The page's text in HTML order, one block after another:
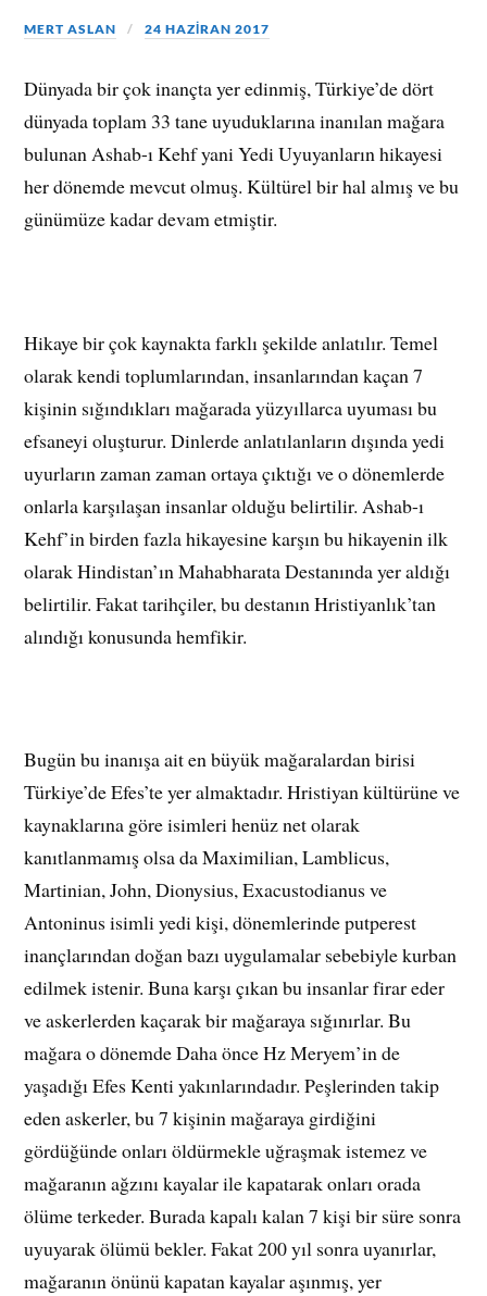
MERT ASLAN 24 HAZIRAN 2017
Dünyada bir çok inançta yer edinmiş, Türkiye’de dört
dünyada toplam 33 tane uyuduklarına inanılan mağara
bulunan Ashab-ı Kehf yani Yedi Uyuyanların hikayesi
her dönemde mevcut olmuş. Kültürel bir hal almış ve bu
günümüze kadar devam etmiştir.
Hikaye bir çok kaynakta farklı şekilde anlatılır. Temel
olarak kendi toplumlarından, insanlarından kaçan 7
kişinin sığındıkları mağarada yüzyıllarca uyuması bu
efsaneyi oluşturur. Dinlerde anlatılanların dışında yedi
uyurların zaman zaman ortaya çıktığı ve o dönemlerde
onlarla karşılaşan insanlar olduğu belirtilir. Ashab-ı
Kehf’in birden fazla hikayesine karşın bu hikayenin ilk
olarak Hindistan’ın Mahabharata Destanında yer aldığı
belirtilir. Fakat tarihçiler, bu destanın Hristiyanlık’tan
alındığı konusunda hemfikir.
Bugün bu inanışa ait en büyük mağaralardan birisi
Türkiye’de Efes’te yer almaktadır. Hristiyan kültürüne ve
kaynaklarına göre isimleri henüz net olarak
kanıtlanmamış olsa da Maximilian, Lamblicus,
Martinian, John, Dionysius, Exacustodianus ve
Antoninus isimli yedi kişi, dönemlerinde putperest
inançlarından doğan bazı uygulamalar sebebiyle kurban
edilmek istenir. Buna karşı çıkan bu insanlar firar eder
ve askerlerden kaçarak bir mağaraya sığınırlar. Bu
mağara o dönemde Daha önce Hz Meryem’in de
yaşadığı Efes Kenti yakınlarındadır. Peşlerinden takip
eden askerler, bu 7 kişinin mağaraya girdiğini
gördüğünde onları öldürmekle uğraşmak istemez ve
mağaranın ağzını kayalar ile kapatarak onları orada
ölüme terkeder. Burada kapalı kalan 7 kişi bir süre sonra
uyuyarak ölümü bekler. Fakat 200 yıl sonra uyanırlar,
mağaranın önünü kapatan kayalar aşınmış, yer